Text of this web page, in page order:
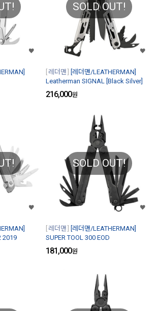
SOLD OUT!
레더맨
[레더맨/LEATHERMAN]
Leatherman SIGNAL [Black Silver]
216,000원
2019
SOLD OUT!
레더맨
[레더맨/LEATHERMAN]
SUPER TOOL 300 EOD
181,000원